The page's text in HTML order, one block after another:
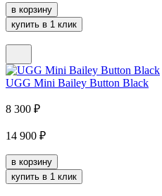
в корзину
купить в 1 клик
UGG Mini Bailey Button Black
8 300 ₽
14 900 ₽
в корзину
купить в 1 клик